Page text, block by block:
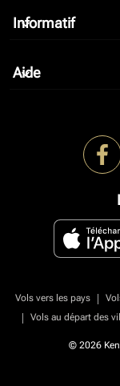
Informatif
keyboard_arrow_down
Aide
keyboard_arrow_down
Vols vers les pays |
|
Vols au départ des
© 2026